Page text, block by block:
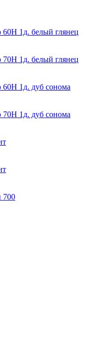
1д. белый глянец
1д. белый глянец
1д. дуб сонома
1д. дуб сонома